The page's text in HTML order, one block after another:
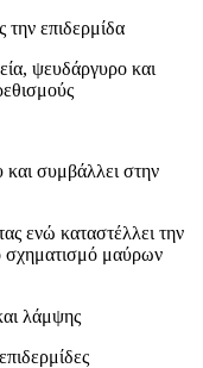
επιδερμίδα
ψευδάργυρο και
συμβάλλει στην
ενώ καταστέλλει την
σχηματισμό μαύρων
λάμψης